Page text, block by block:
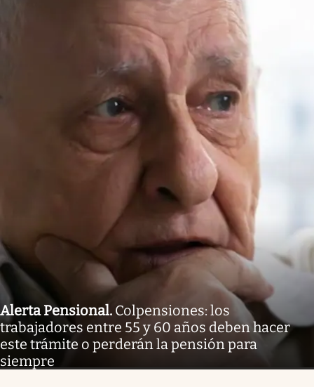
Alerta Pensional. Colpensiones: los
trabajadores entre 55 y 60 años deben hacer
este trámite o perderán la pensión para
siempre